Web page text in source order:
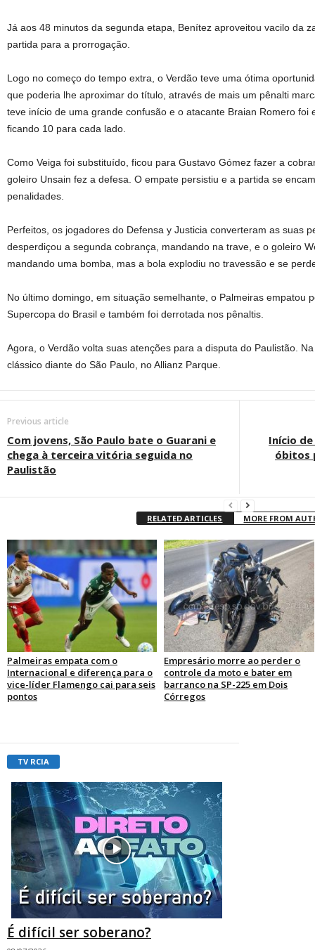
Já aos 48 minutos da segunda etapa, Benítez aproveitou vacilo da
partida para a prorrogação.
Logo no começo do tempo extra, o Verdão teve uma ótima
que poderia lhe aproximar do título, através de mais um pênalti
teve início de uma grande confusão e o atacante Braian Romero foi
ficando 10 para cada lado.
Como Veiga foi substituído, ficou para Gustavo Gómez fazer a
goleiro Unsain fez a defesa. O empate persistiu e a partida se
penalidades.
Perfeitos, os jogadores do Defensa y Justicia converteram as suas
desperdiçou a segunda cobrança, mandando na trave, e o goleiro
mandando uma bomba, mas a bola explodiu no travessão e se
No último domingo, em situação semelhante, o Palmeiras empatou
Supercopa do Brasil e também foi derrotada nos pênaltis.
Agora, o Verdão volta suas atenções para a disputa do Paulistão.
clássico diante do São Paulo, no Allianz Parque.
Previous article
Com jovens, São Paulo bate o Guarani e
chega à terceira vitória seguida no
Paulistão
Início
óbitos
RELATED ARTICLES MORE FROM
Palmeiras empata com o
Internacional e diferença para o
vice-líder Flamengo cai para seis
pontos
Empresário morre ao perder o
controle da moto e bater em
barranco na SP-225 em Dois
Córregos
TV RCIA
É difícil ser soberano?